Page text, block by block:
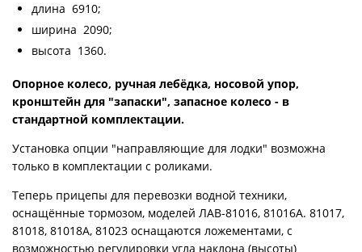
длина 6910;
ширина 2090;
высота 1360.
Опорное колесо, ручная лебёдка, носовой упор,
кронштейн для "запаски", запасное колесо - в
стандартной комплектации.
Установка опции "направляющие для лодки" возможна
только в комплектации с роликами.
Теперь прицепы для перевозки водной техники,
оснащённые тормозом, моделей ЛАВ-81016, 81016А. 81017,
81018, 81018А, 81023 оснащаются ложементами, с
возможностью регулировки угла наклона (высоты)